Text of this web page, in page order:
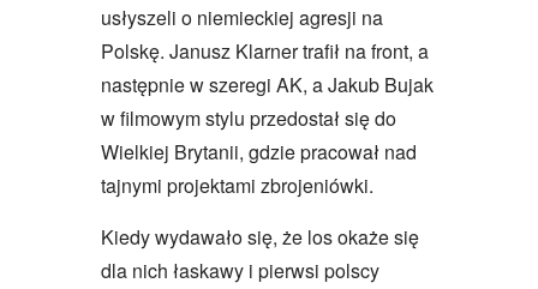
usłyszeli o niemieckiej agresji na
Polskę. Janusz Klarner trafił na front, a
następnie w szeregi AK, a Jakub Bujak
w filmowym stylu przedostał się do
Wielkiej Brytanii, gdzie pracował nad
tajnymi projektami zbrojeniówki.
Kiedy wydawało się, że los okaże się
dla nich łaskawy i pierwsi polscy